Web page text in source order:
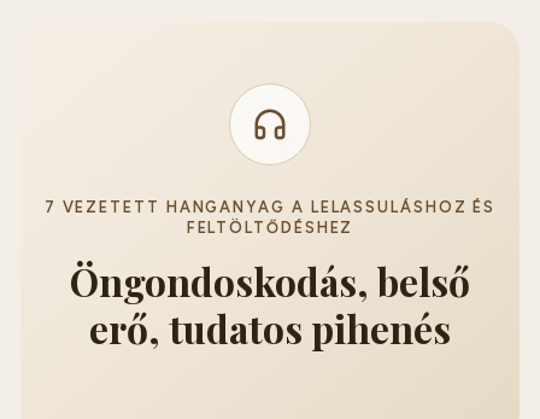
7 VEZETETT HANGANYAG A LELASSULÁSHOZ ÉS
FELTÖLTŐDÉSHEZ
Öngondoskodás, belső
erő, tudatos pihenés